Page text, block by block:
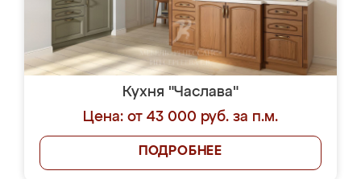
Кухня "Часлава"
Цена: от 43 000 руб. за п.м.
ПОДРОБНЕЕ